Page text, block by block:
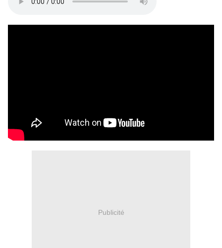
Publicité